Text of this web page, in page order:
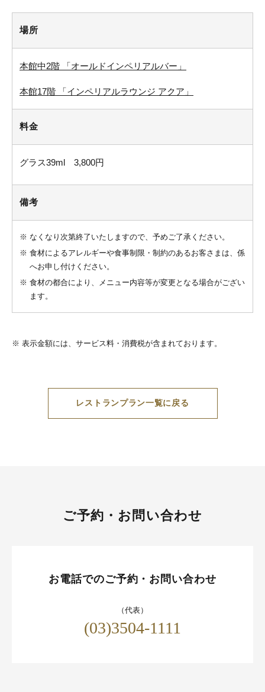
場所
本館中2階 「オールドインペリアルバー」
本館17階 「インペリアルラウンジ アクア」
料金
グラス39ml 3,800円
備考
※ なくなり次第終了いたしますので、予めご了承ください。
※ 食材によるアレルギーや食事制限・制約のあるお客さまは、係
へお申し付けください。
※ 食材の都合により、メニュー内容等が変更となる場合がござい
ます。
※ 表示金額には、サービス料・消費税が含まれております。
レストランプラン一覧に戻る
ご予約・お問い合わせ
お電話でのご予約・お問い合わせ
（代表）
(03)3504-1111